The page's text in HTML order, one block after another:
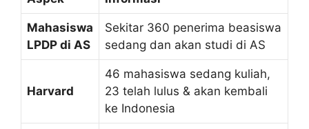
Mahasiswa
LPDP di AS
Sekitar 360 penerima beasiswa
sedang dan akan studi di AS
Harvard
46 mahasiswa sedang kuliah,
23 telah lulus & akan kembali
ke Indonesia